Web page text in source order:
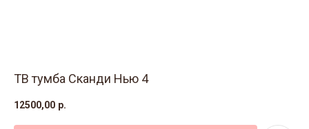
ТВ тумба Сканди Нью 4
12500,00 р.